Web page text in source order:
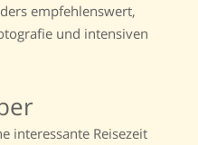
empfehlenswert,
und intensiven
interessante Reisezeit